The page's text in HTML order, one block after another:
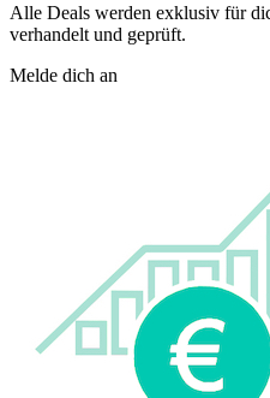
Alle Deals werden exklusiv für
verhandelt und geprüft.
Melde dich an